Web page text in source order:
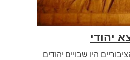
יהודי
היו שבויים יהודים